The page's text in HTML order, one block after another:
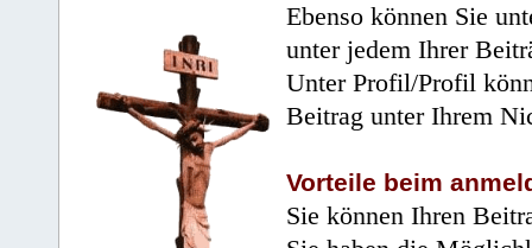
Ebenso können Sie
unter jedem Ihrer
Unter Profil/Profil
Beitrag unter Ihrem
Vorteile beim
Sie können Ihren